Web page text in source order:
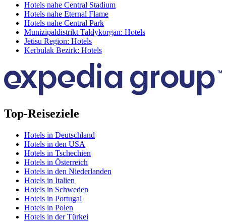
Hotels nahe Central Stadium
Hotels nahe Eternal Flame
Hotels nahe Central Park
Munizipaldistrikt Taldykorgan: Hotels
Jetisu Region: Hotels
Kerbulak Bezirk: Hotels
Top-Reiseziele
Hotels in Deutschland
Hotels in den USA
Hotels in Tschechien
Hotels in Österreich
Hotels in den Niederlanden
Hotels in Italien
Hotels in Schweden
Hotels in Portugal
Hotels in Polen
Hotels in der Türkei